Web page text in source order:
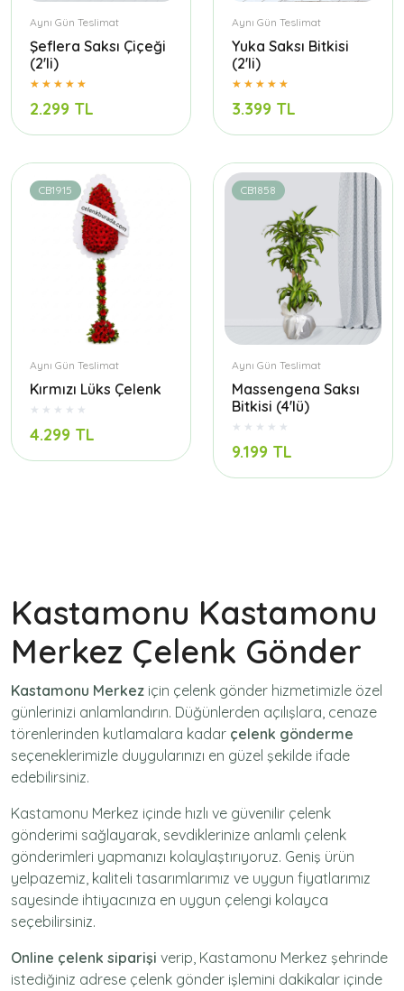
Aynı Gün Teslimat
Şeflera Saksı Çiçeği
(2'li)
2.299 TL
Aynı Gün Teslimat
Yuka Saksı Bitkisi
(2'li)
3.399 TL
CB1915
Aynı Gün Teslimat
Kırmızı Lüks Çelenk
4.299 TL
CB1858
Aynı Gün Teslimat
Massengena Saksı
Bitkisi (4'lü)
9.199 TL
Kastamonu Kastamonu
Merkez Çelenk Gönder
Kastamonu Merkez için çelenk gönder hizmetimizle özel
günlerinizi anlamlandırın. Düğünlerden açılışlara, cenaze
törenlerinden kutlamalara kadar çelenk gönderme
seçeneklerimizle duygularınızı en güzel şekilde ifade
edebilirsiniz.
Kastamonu Merkez içinde hızlı ve güvenilir çelenk
gönderimi sağlayarak, sevdiklerinize anlamlı çelenk
gönderimleri yapmanızı kolaylaştırıyoruz. Geniş ürün
yelpazemiz, kaliteli tasarımlarımız ve uygun fiyatlarımız
sayesinde ihtiyacınıza en uygun çelengi kolayca
seçebilirsiniz.
Online çelenk siparişi verip, Kastamonu Merkez şehrinde
istediğiniz adrese çelenk gönder işlemini dakikalar içinde